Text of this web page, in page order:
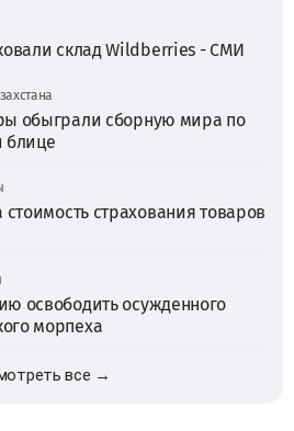
склад Wildberries - СМИ
обыграли сборную мира по
блице
страхования товаров
освободить осужденного
морпеха
все →